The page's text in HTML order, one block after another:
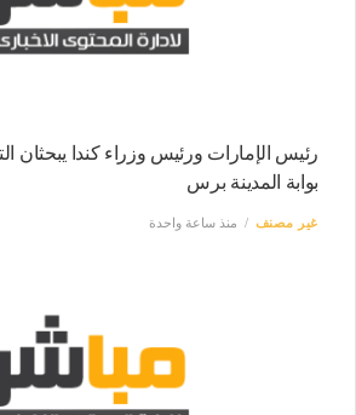
رئيس الإمارات ورئيس وزراء كندا يبحثان
بوابة المدينة برس
غير مصنف منذ ساعة واحدة